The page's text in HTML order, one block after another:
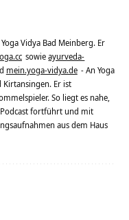
Vidya Bad Meinberg. Er
sowieayurveda-
mein.yoga-vidya.de - An Yoga
Er ist
So liegt es nahe,
fortführt und mit
aus dem Haus